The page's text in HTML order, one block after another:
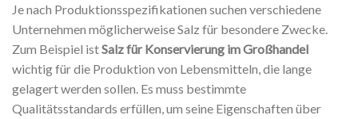
Je nach Produktionsspezifikationen suchen verschiedene
Unternehmen möglicherweise Salz für besondere Zwecke.
Zum Beispiel istSalz für Konservierung im Großhandel
wichtig für die Produktion von Lebensmitteln, die lange
gelagert werden sollen. Es muss bestimmte
Qualitätsstandards erfüllen, um seine Eigenschaften über